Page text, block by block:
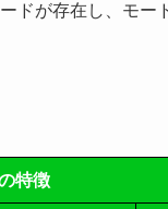
ドが存在し、モー
特徴